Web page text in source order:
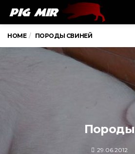
HOME ПОРОДЫ СВИНЕЙ
Породы
29.06.2012